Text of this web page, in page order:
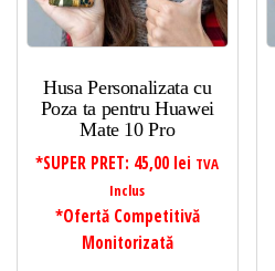
Husa Personalizata cu
Poza ta pentru Huawei
Mate 10 Pro
*SUPER PRET: 45,00 lei TVA
Inclus
*Ofertă Competitivă
Monitorizată